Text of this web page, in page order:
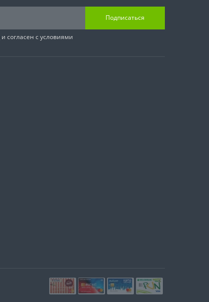
Подписаться
и согласен с условиями